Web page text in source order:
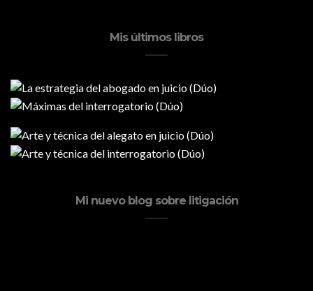
Mis últimos libros
Mi nuevo blog sobre litigación